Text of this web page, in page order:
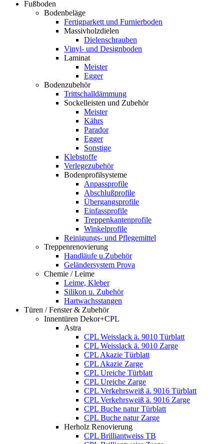
Fußboden
Bodenbeläge
Fertigparkett und Furnierboden
Massivholzdielen
Dielenschrauben
Vinyl- und Designboden
Laminat
Meister
Egger
Bodenzubehör
Trittschalldämmung
Sockelleisten und Zubehör
Meister
Kährs
Parador
Egger
Sonstige
Klebstoffe
Verlegezubehör
Bodenprofilsysteme
Anpassprofile
Abschlußprofile
Übergangsprofile
Einfassprofile
Treppenkantenprofile
Winkelprofile
Reinigungs- und Pflegemittel
Treppenrenovierung
Handläufe u.Zubehör
Geländersystem Prova
Chemie / Leime
Leime, Kleber
Silikon u. Zubehör
Hartwachsstangen
Türen / Fenster & Zubehör
Innentüren Dekor+CPL
Astra
CPL Weisslack ä. 9010 Türblatt
CPL Weisslack ä. 9010 Zarge
CPL Akazie Türblatt
CPL Akazie Zarge
CPL Ureiche Türblatt
CPL Ureiche Zarge
CPL Verkehrsweiß ä. 9016 Türblatt
CPL Verkehrsweiß ä. 9016 Zarge
CPL Buche natur Türblatt
CPL Buche natur Zarge
Herholz Renovierung
CPL Brilliantweiss TB